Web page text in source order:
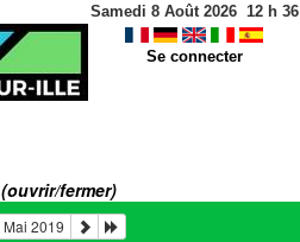
Samedi 8 Août 2026 12h 36
Se connecter
(ouvrir/fermer)
Mai 2019